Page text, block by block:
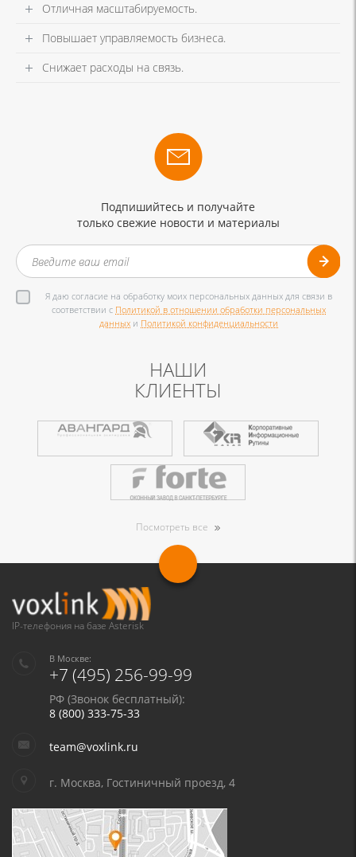
Отличная масштабируемость.
Повышает управляемость бизнеса.
Снижает расходы на связь.
Подпишийтесь и получайте
только свежие новости и материалы
Я даю согласие на обработку моих персональных данных для связи в
соответствии с Политикой в отношении обработки персональных
данных и Политикой конфиденциальности
НАШИ
КЛИЕНТЫ
Посмотреть все
IP-телефония на базе Asterisk
В Москве:
+7 (495) 256-99-99
РФ (Звонок бесплатный):
8 (800) 333-75-33
team@voxlink.ru
г. Москва, Гостиничный проезд, 4